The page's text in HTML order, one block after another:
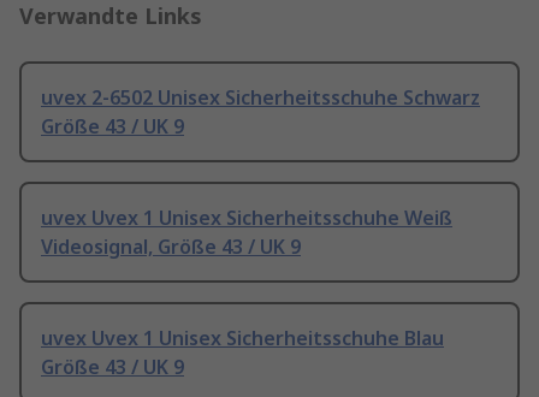
Verwandte Links
uvex 2-6502 Unisex Sicherheitsschuhe Schwarz
Größe 43 / UK 9
uvex Uvex 1 Unisex Sicherheitsschuhe Weiß
Videosignal, Größe 43 / UK 9
uvex Uvex 1 Unisex Sicherheitsschuhe Blau
Größe 43 / UK 9